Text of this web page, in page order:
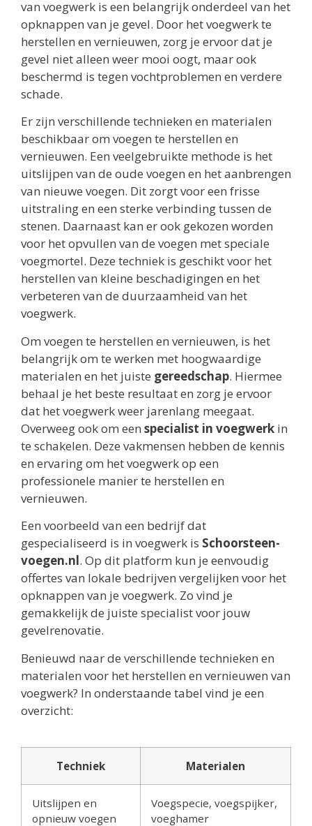
van voegwerk is een belangrijk onderdeel van het
opknappen van je gevel. Door het voegwerk te
herstellen en vernieuwen, zorg je ervoor dat je
gevel niet alleen weer mooi oogt, maar ook
beschermd is tegen vochtproblemen en verdere
schade.
Er zijn verschillende technieken en materialen
beschikbaar om voegen te herstellen en
vernieuwen. Een veelgebruikte methode is het
uitslijpen van de oude voegen en het aanbrengen
van nieuwe voegen. Dit zorgt voor een frisse
uitstraling en een sterke verbinding tussen de
stenen. Daarnaast kan er ook gekozen worden
voor het opvullen van de voegen met speciale
voegmortel. Deze techniek is geschikt voor het
herstellen van kleine beschadigingen en het
verbeteren van de duurzaamheid van het
voegwerk.
Om voegen te herstellen en vernieuwen, is het
belangrijk om te werken met hoogwaardige
materialen en het juiste gereedschap. Hiermee
behaal je het beste resultaat en zorg je ervoor
dat het voegwerk weer jarenlang meegaat.
Overweeg ook om een specialist in voegwerk in
te schakelen. Deze vakmensen hebben de kennis
en ervaring om het voegwerk op een
professionele manier te herstellen en
vernieuwen.
Een voorbeeld van een bedrijf dat
gespecialiseerd is in voegwerk is Schoorsteen-
voegen.nl. Op dit platform kun je eenvoudig
offertes van lokale bedrijven vergelijken voor het
opknappen van je voegwerk. Zo vind je
gemakkelijk de juiste specialist voor jouw
gevelrenovatie.
Benieuwd naar de verschillende technieken en
materialen voor het herstellen en vernieuwen van
voegwerk? In onderstaande tabel vind je een
overzicht:
Techniek Materialen
Uitslijpen en
opnieuw voegen
Voegspecie, voegspijker,
voeghamer